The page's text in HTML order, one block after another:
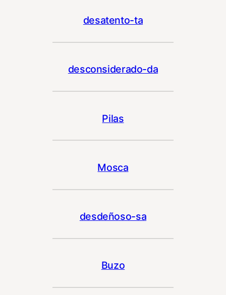
desatento-ta
desconsiderado-da
Pilas
Mosca
desdeñoso-sa
Buzo